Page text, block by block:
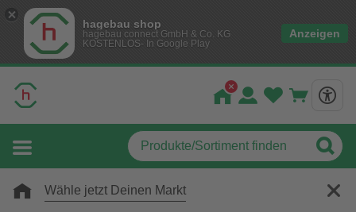
hagebau shop
hagebau connect GmbH & Co. KG
KOSTENLOS- In Google Play
Anzeigen
Wähle jetzt Deinen Markt